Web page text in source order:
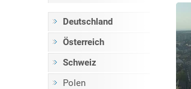
Deutschland
Österreich
Schweiz
Polen